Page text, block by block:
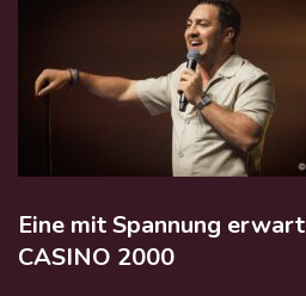
Eine mit Spannung
CASINO 2000